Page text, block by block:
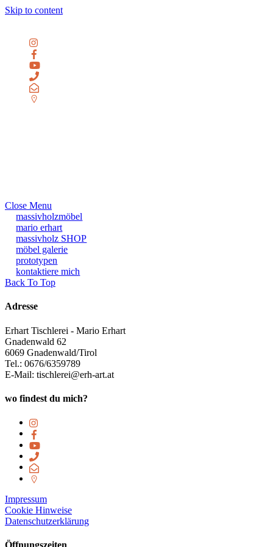
Skip to content
Close Menu
massivholzmöbel
mario erhart
massivholz SHOP
möbel galerie
prototypen
kontaktiere mich
Back To Top
Adresse
Erhart Tischlerei - Mario Erhart
Gnadenwald 62
6069 Gnadenwald/Tirol
Tel.: 0676/6359789
E-Mail: tischlerei@erh-art.at
wo findest du mich?
Impressum
Cookie Hinweise
Datenschutzerklärung